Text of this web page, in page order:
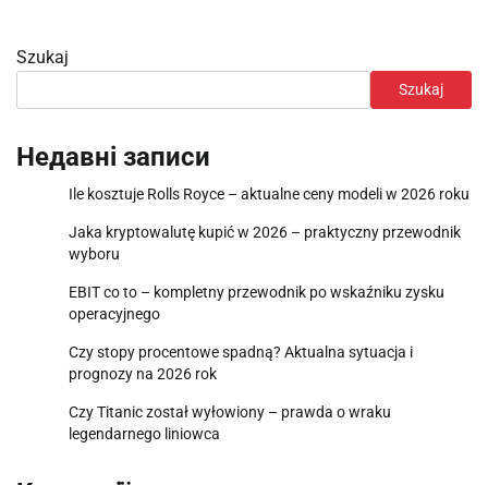
Szukaj
Szukaj
Недавні записи
Ile kosztuje Rolls Royce – aktualne ceny modeli w 2026 roku
Jaka kryptowalutę kupić w 2026 – praktyczny przewodnik
wyboru
EBIT co to – kompletny przewodnik po wskaźniku zysku
operacyjnego
Czy stopy procentowe spadną? Aktualna sytuacja i
prognozy na 2026 rok
Czy Titanic został wyłowiony – prawda o wraku
legendarnego liniowca